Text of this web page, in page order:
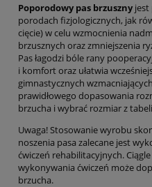
Poporodowy pas brzusznyjest
porodach fizjologicznych, jak
cięcie) w celu wzmocnienia
brzusznych oraz zmniejszenia
Pas łagodzi bóle rany
i komfort oraz ułatwia
gimnastycznych
prawidłowego dopasowania
brzucha i wybrać rozmiar z
Uwaga! Stosowanie wyrobu
noszenia pasa zalecane jest
ćwiczeń rehabilitacyjnych.
wykonywania ćwiczeń może
brzucha.